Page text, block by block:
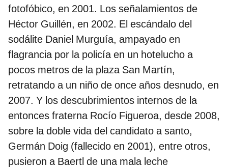
fotofóbico, en 2001. Los señalamientos de
Héctor Guillén, en 2002. El escándalo del
sodálite Daniel Murguía, ampayado en
flagrancia por la policía en un hotelucho a
pocos metros de la plaza San Martín,
retratando a un niño de once años desnudo, en
2007. Y los descubrimientos internos de la
entonces fraterna Rocío Figueroa, desde 2008,
sobre la doble vida del candidato a santo,
Germán Doig (fallecido en 2001), entre otros,
pusieron a Baertl de una mala leche